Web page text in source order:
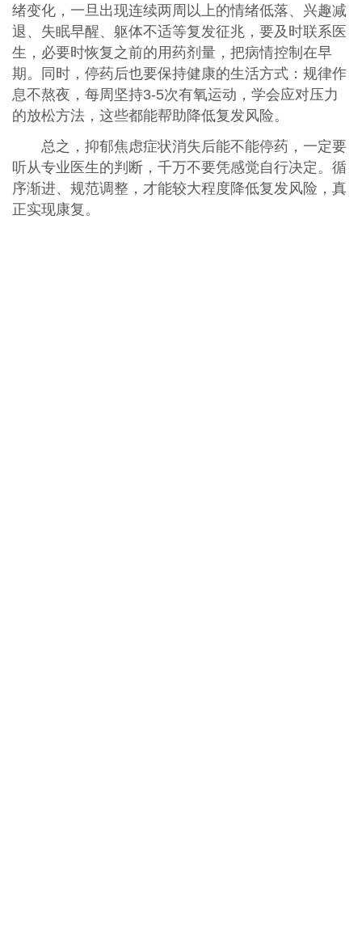
绪变化，一旦出现连续两周以上的情绪低落、兴趣减
退、失眠早醒、躯体不适等复发征兆，要及时联系医
生，必要时恢复之前的用药剂量，把病情控制在早
期。同时，停药后也要保持健康的生活方式：规律作
息不熬夜，每周坚持3-5次有氧运动，学会应对压力
的放松方法，这些都能帮助降低复发风险。
总之，抑郁焦虑症状消失后能不能停药，一定要
听从专业医生的判断，千万不要凭感觉自行决定。循
序渐进、规范调整，才能较大程度降低复发风险，真
正实现康复。